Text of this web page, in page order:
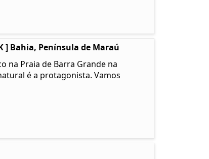
] Bahia, Península de Maraú
na Praia de Barra Grande na
é a protagonista. Vamos